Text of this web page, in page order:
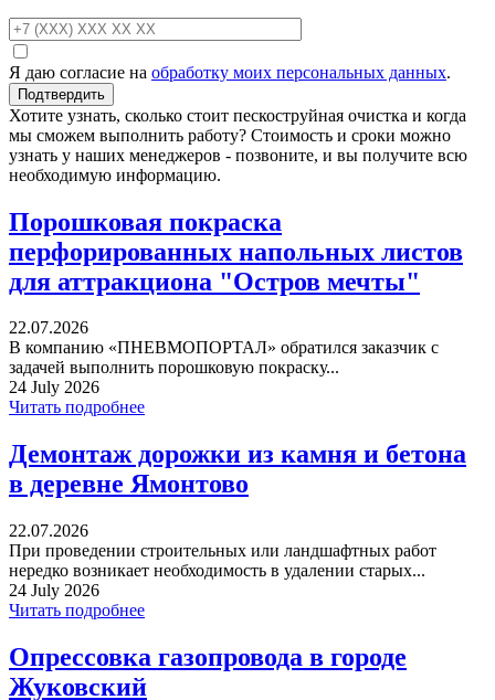
Я даю согласие на обработку моих персональных данных.
Хотите узнать, сколько стоит пескоструйная очистка и когда
мы сможем выполнить работу? Стоимость и сроки можно
узнать у наших менеджеров - позвоните, и вы получите всю
необходимую информацию.
Порошковая покраска
перфорированных напольных листов
для аттракциона "Остров мечты"
22.07.2026
В компанию «ПНЕВМОПОРТАЛ» обратился заказчик с
задачей выполнить порошковую покраску...
24 July 2026
Читать подробнее
Демонтаж дорожки из камня и бетона
в деревне Ямонтово
22.07.2026
При проведении строительных или ландшафтных работ
нередко возникает необходимость в удалении старых...
24 July 2026
Читать подробнее
Опрессовка газопровода в городе
Жуковский